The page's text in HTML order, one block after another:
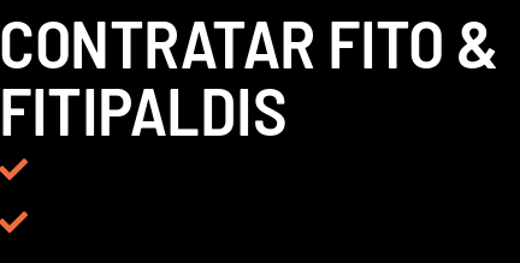
CONTRATAR FITO &
FITIPALDIS